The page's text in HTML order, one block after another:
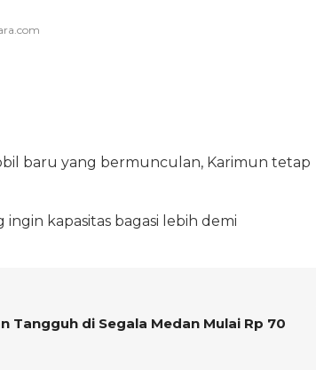
baru yang bermunculan, Karimun tetap
kapasitas bagasi lebih demi
Tangguh di Segala Medan Mulai Rp 70